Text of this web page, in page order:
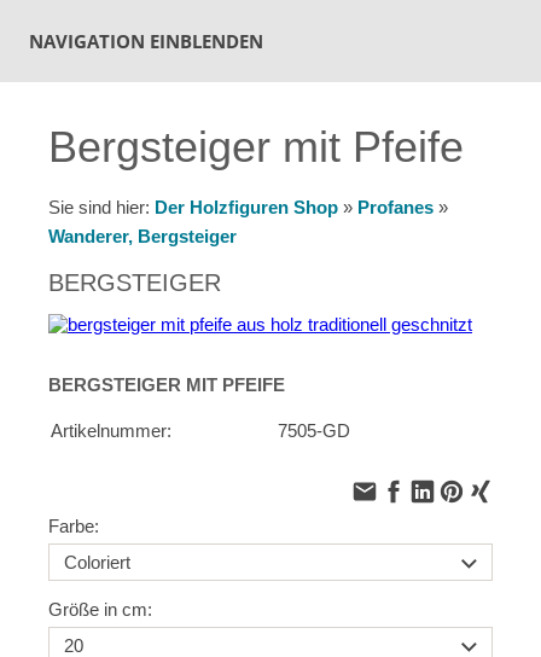
NAVIGATION EINBLENDEN
Bergsteiger mit Pfeife
Sie sind hier: Der Holzfiguren Shop » Profanes »
Wanderer, Bergsteiger
BERGSTEIGER
BERGSTEIGER MIT PFEIFE
Artikelnummer: 7505-GD
Farbe:
Größe in cm: